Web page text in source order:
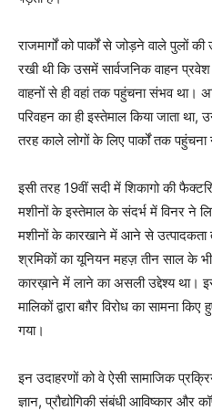
राजमार्गों को पार्कों से जोड़ने वाले
रखी थी कि उसमें सार्वजनिक वाहन
वाहनों से ही वहां तक पहुंचना संभव था।
परिवहन का ही इस्तेमाल किया जाता
तरह काले लोगों के लिए पार्कों तक पहुंचना
इसी तरह 19वीं सदी में शिकागो की
मशीनों के इस्तेमाल के संदर्भ में विनर ने
मशीनों के कारखाने में आने से उत्पादकता
श्रमिकों का यूनियन महज़ तीन साल के
कारख़ाने में लाने का असली उद्देश्य था।
मालिकों द्वारा बग़ैर विरोध का सामना
गया।
इन उदाहरणों को वे ऐसी सामाजिक
ज्ञान, प्रौद्योगिकी संबंधी आविष्कार और